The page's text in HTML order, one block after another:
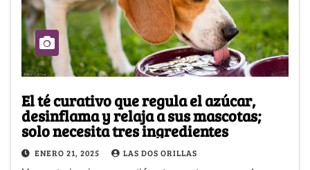
El té curativo que regula el azúcar,
desinflama y relaja a sus mascotas;
solo necesita tres ingredientes
ENERO 21, 2025 LAS DOS ORILLAS